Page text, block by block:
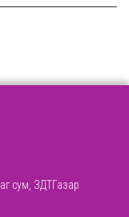
сум, ЗДТГазар